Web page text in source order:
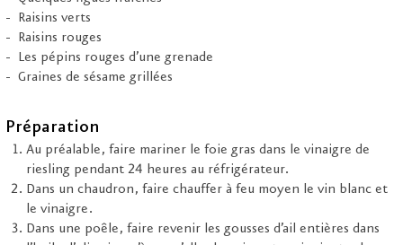
Raisins verts
Raisins rouges
Les pépins rouges d’une grenade
Graines de sésame grillées
Préparation
Au préalable, faire mariner le foie gras dans le vinaigre de
riesling pendant 24 heures au réfrigérateur.
Dans un chaudron, faire chauffer à feu moyen le vin blanc et
le vinaigre.
Dans une poêle, faire revenir les gousses d’ail entières dans